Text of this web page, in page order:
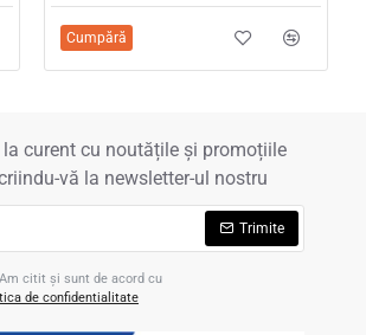
Cumpără
la curent cu noutățile și promoțiile
vă la newsletter-ul nostru
Trimite
Am citit şi sunt de acord cu
de confidentialitate